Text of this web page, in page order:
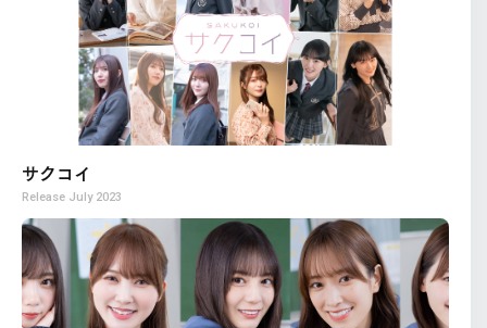
サクコイ
Release July 2023